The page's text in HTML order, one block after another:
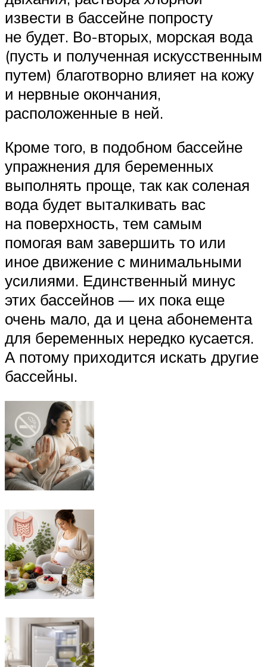
извести в бассейне попросту
не будет. Во-вторых, морская вода
(пусть и полученная искусственным
путем) благотворно влияет на кожу
и нервные окончания,
расположенные в ней.
Кроме того, в подобном бассейне
упражнения для беременных
выполнять проще, так как соленая
вода будет выталкивать вас
на поверхность, тем самым
помогая вам завершить то или
иное движение с минимальными
усилиями. Единственный минус
этих бассейнов — их пока еще
очень мало, да и цена абонемента
для беременных нередко кусается.
А потому приходится искать другие
бассейны.